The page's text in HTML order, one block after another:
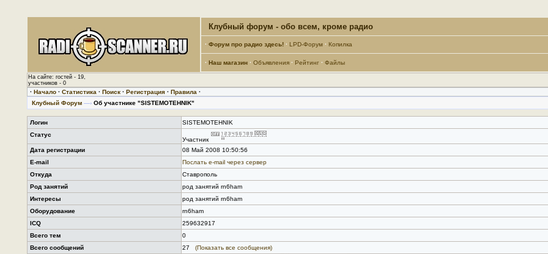
Клубный форум - обо всем, кроме радио
· Форум про радио здесь! · LPD-Форум · Копилка
· Наш магазин · Объявления · Рейтинг · Файлы
На сайте: гостей - 19,
участников - 0
· Начало· Статистика · Поиск· Регистрация· Правила ·
Клубный Форум —›Об участнике "SISTEMOTEHNIK"
Логин
SISTEMOTEHNIK
Статус
Участник
Дата регистрации
08 Май 2008 10:50:56
E-mail
Послать е-mail через сервер
Откуда
Ставрополь
Род занятий
род занятий rn6ham
Интересы
род занятий rn6ham
Оборудование
rn6ham
ICQ
259632917
Всего тем
0
Всего сообщений
27
(Показать все сообщения)